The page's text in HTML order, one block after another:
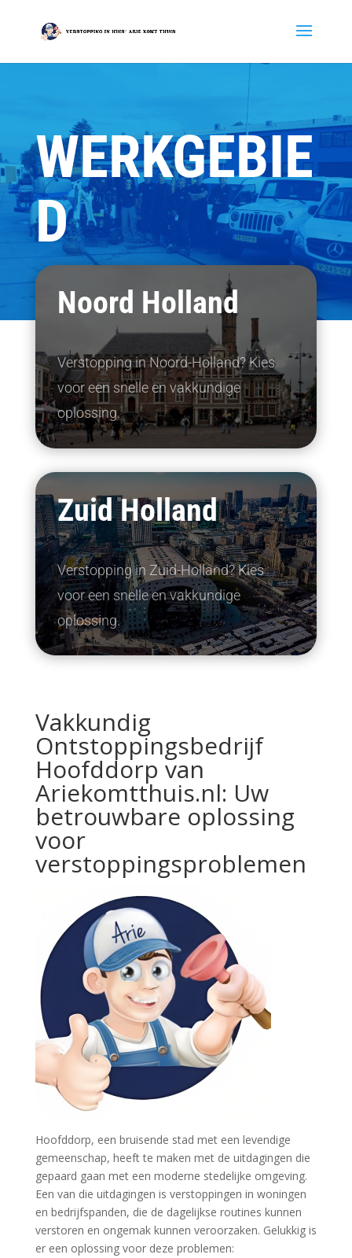
WERKGEBIE
D
Noord Holland
Verstopping in Noord-Holland? Kies
voor een snelle en vakkundige
oplossing.
Zuid Holland
Verstopping in Zuid-Holland? Kies
voor een snelle en vakkundige
oplossing.
Vakkundig
Ontstoppingsbedrijf
Hoofddorp van
Ariekomtthuis.nl: Uw
betrouwbare oplossing
voor
verstoppingsproblemen
Hoofddorp, een bruisende stad met een levendige
gemeenschap, heeft te maken met de uitdagingen die
gepaard gaan met een moderne stedelijke omgeving.
Een van die uitdagingen is verstoppingen in woningen
en bedrijfspanden, die de dagelijkse routines kunnen
verstoren en ongemak kunnen veroorzaken. Gelukkig is
er een oplossing voor deze problemen: